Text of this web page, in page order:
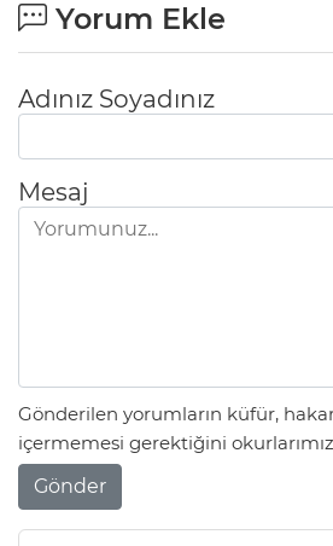
Yorum Ekle
Adınız Soyadınız
Mesaj
Gönderilen yorumların küfür,
içermemesi gerektiğini
Gönder